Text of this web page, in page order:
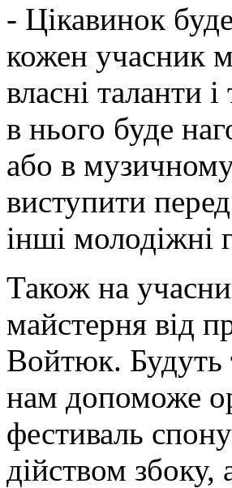
- Цікавинок
кожен учасник
власні таланти
в нього буде
або в
виступити
інші молодіжні
Також на
майстерня від
Войтюк. Будуть
нам допоможе
фестиваль
дійством